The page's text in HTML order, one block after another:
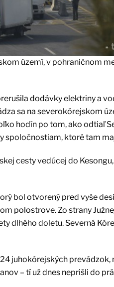
území, v pohraničnom
dodávky elektriny a
sa na severokórejskom
hodín po tom, ako odtiaľ
spoločnostiam, ktoré tam
cesty vedúcej do
bol otvorený pred vyše
polostrove. Zo strany
dlhého doletu. Severná
juhokórejských
– tí už dnes neprišli do